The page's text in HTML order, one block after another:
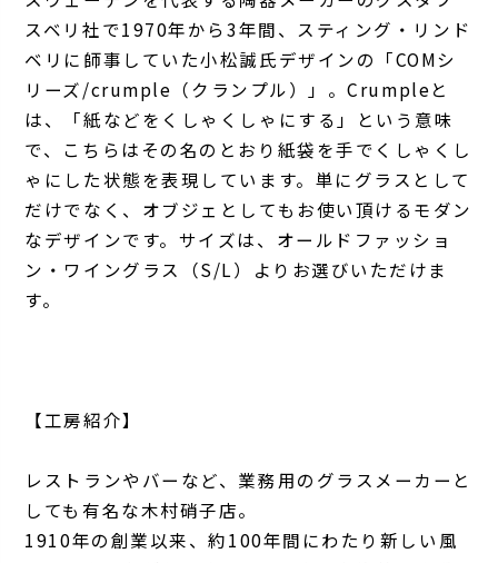
スベリ社で1970年から3年間、スティング・リンド
ベリに師事していた小松誠氏デザインの「COMシ
リーズ/crumple（クランプル）」。Crumpleと
は、「紙などをくしゃくしゃにする」という意味
で、こちらはその名のとおり紙袋を手でくしゃくし
ゃにした状態を表現しています。単にグラスとして
だけでなく、オブジェとしてもお使い頂けるモダン
なデザインです。サイズは、オールドファッショ
ン・ワイングラス（S/L）よりお選びいただけま
す。
【工房紹介】
レストランやバーなど、業務用のグラスメーカーと
しても有名な木村硝子店。
1910年の創業以来、約100年間にわたり新しい風